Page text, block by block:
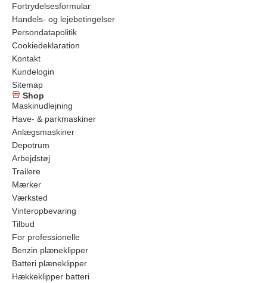
Fortrydelsesformular
Handels- og lejebetingelser
Persondatapolitik
Cookiedeklaration
Kontakt
Kundelogin
Sitemap
Shop
Maskinudlejning
Have- & parkmaskiner
Anlægsmaskiner
Depotrum
Arbejdstøj
Trailere
Mærker
Værksted
Vinteropbevaring
Tilbud
For professionelle
Benzin plæneklipper
Batteri plæneklipper
Hækkeklipper batteri